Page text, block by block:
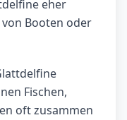
eher
Booten oder
Fischen,
oft zusammen